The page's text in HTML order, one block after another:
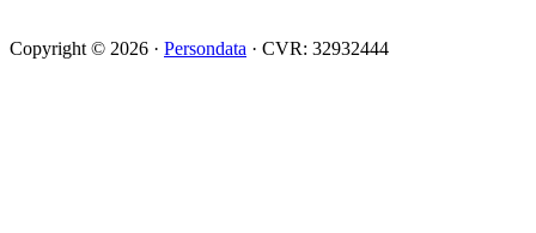
Copyright © 2026 · Persondata · CVR: 32932444